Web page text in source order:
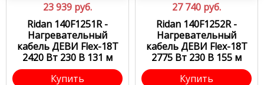
23 939 руб.
Ridan 140F1251R -
Нагревательный
кабель ДЕВИ Flex-18T
2420 Вт 230 В 131 м
Купить
27 740 руб.
Ridan 140F1252R -
Нагревательный
кабель ДЕВИ Flex-18T
2775 Вт 230 В 155 м
Купить